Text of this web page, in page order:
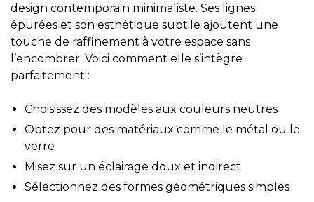
design contemporain minimaliste. Ses lignes
épurées et son esthétique subtile ajoutent une
touche de raffinement à votre espace sans
l’encombrer. Voici comment elle s’intègre
parfaitement :
Choisissez des modèles aux couleurs neutres
Optez pour des matériaux comme le métal ou le
verre
Misez sur un éclairage doux et indirect
Sélectionnez des formes géométriques simples